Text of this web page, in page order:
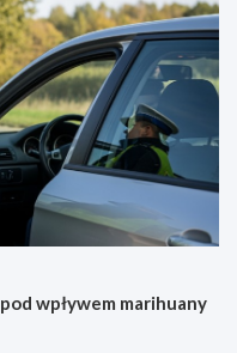
wpływem marihuany